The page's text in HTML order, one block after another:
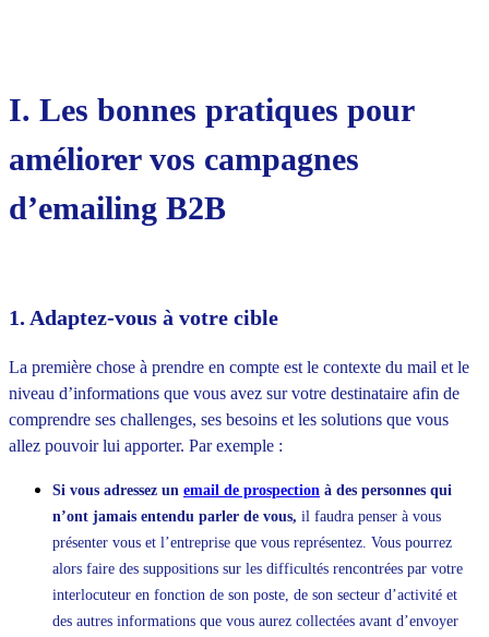
I. Les bonnes pratiques pour
améliorer vos campagnes
d’emailing B2B
1. Adaptez-vous à votre cible
La première chose à prendre en compte est le contexte du mail et le
niveau d’informations que vous avez sur votre destinataire afin de
comprendre ses challenges, ses besoins et les solutions que vous
allez pouvoir lui apporter. Par exemple :
Si vous adressez un email de prospection à des personnes qui
n’ont jamais entendu parler de vous, il faudra penser à vous
présenter vous et l’entreprise que vous représentez. Vous pourrez
alors faire des suppositions sur les difficultés rencontrées par votre
interlocuteur en fonction de son poste, de son secteur d’activité et
des autres informations que vous aurez collectées avant d’envoyer